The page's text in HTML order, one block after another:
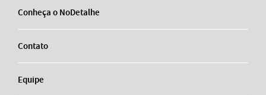
Conheça o NoDetalhe
Contato
Equipe